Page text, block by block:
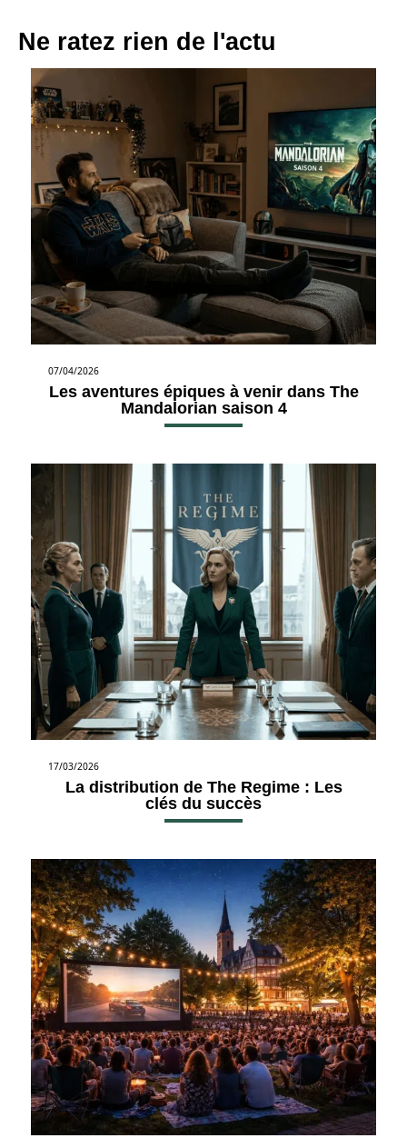
Ne ratez rien de l'actu
07/04/2026
Les aventures épiques à venir dans The
Mandalorian saison 4
17/03/2026
La distribution de The Regime : Les
clés du succès